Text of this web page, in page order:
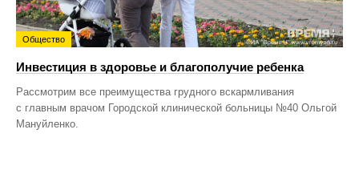
Общество
Инвестиция в здоровье и благополучие ребенка
Рассмотрим все преимущества грудного вскармливания
с главным врачом Городской клинической больницы №40 Ольгой
Мануйленко.